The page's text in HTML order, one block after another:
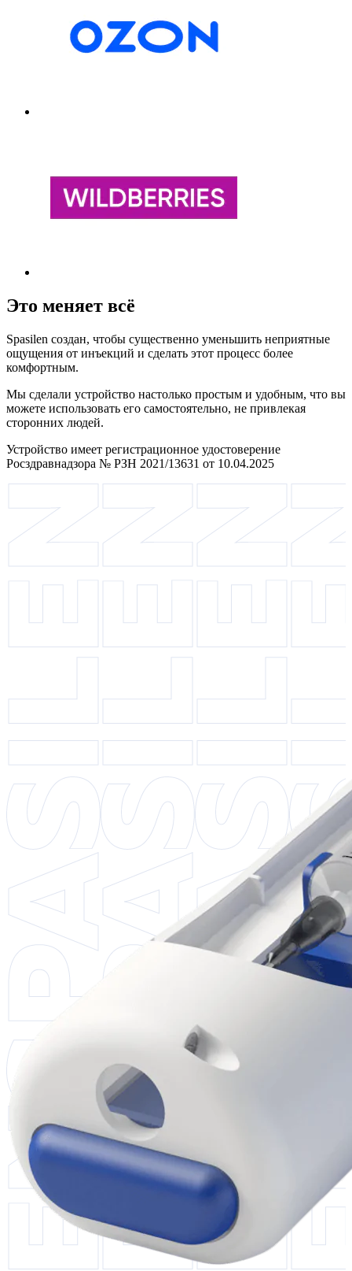
Это меняет всё
Spasilen создан, чтобы существенно уменьшить неприятные
ощущения от инъекций и сделать этот процесс более
комфортным.
Мы сделали устройство настолько простым и удобным, что вы
можете использовать его самостоятельно, не привлекая
сторонних людей.
Устройство имеет регистрационное удостоверение
Росздравнадзора № РЗН 2021/13631 от 10.04.2025